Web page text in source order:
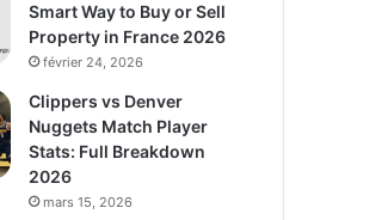
Smart Way to Buy or Sell
Property in France 2026
février 24, 2026
Clippers vs Denver
Nuggets Match Player
Stats: Full Breakdown
2026
mars 15, 2026